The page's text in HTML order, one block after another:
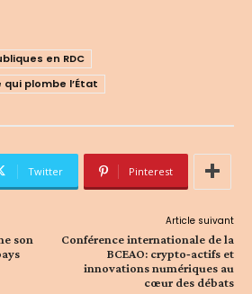
en RDC
plombe l’État
Twitter Pinterest
son
Article suivant
Conférence internationale de la
BCEAO: crypto‑actifs et
innovations numériques au
cœur des débats